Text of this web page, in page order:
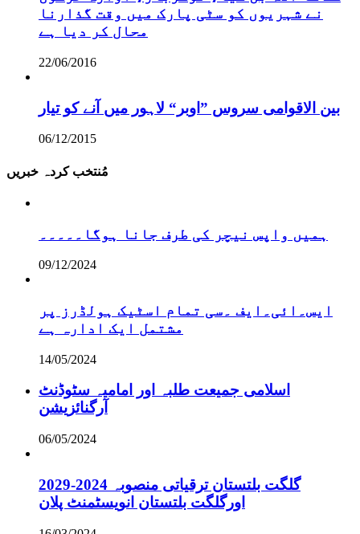
نے شہریوں کو سٹی پارک میں وقت گذارنا
محال کر دیا ہے
22/06/2016
بین الاقوامی سروس ”اوبر“ لاہور میں آنے کو تیار
06/12/2015
مُنتخب کردہ خبریں
ہمیں واپس نیچر کی طرف جانا ہوگا۔۔۔۔۔
09/12/2024
ایس۔ائی۔ایف ۔سی تمام اسٹیک ہولڈرز پر
مشتمل ایک ادارہ ہے
14/05/2024
اسلامی جمیعت طلبہ اور امامیہ سٹوڈنٹ
آرگنائزیشن
06/05/2024
گلگت بلتستان ترقیاتی منصوبہ 2024-2029
اورگلگت بلتستان انویسٹمنٹ پلان